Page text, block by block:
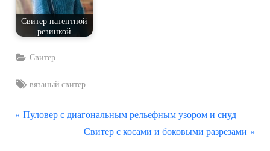
Свитер патентной
резинкой
Свитер
Tags:
вязаный свитер
Навигация
П
Пуловер с диагональным рельефным узором и снуд
С
Свитер с косами и боковыми разрезами